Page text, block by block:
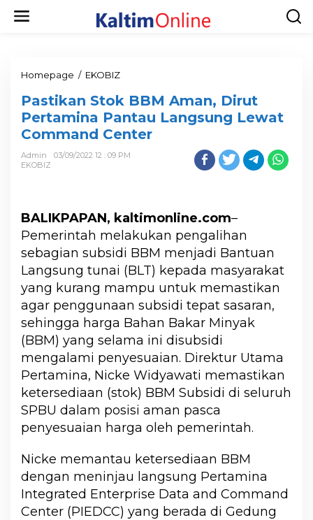
Homepage / EKOBIZ
Pastikan Stok BBM Aman, Dirut
Pertamina Pantau Langsung Lewat
Command Center
Admin
03/09/2022 12 : 09 PM
EKOBIZ
BALIKPAPAN, kaltimonline.com–
Pemerintah melakukan pengalihan
sebagian subsidi BBM menjadi Bantuan
Langsung tunai (BLT) kepada masyarakat
yang kurang mampu untuk memastikan
agar penggunaan subsidi tepat sasaran,
sehingga harga Bahan Bakar Minyak
(BBM) yang selama ini disubsidi
mengalami penyesuaian. Direktur Utama
Pertamina, Nicke Widyawati memastikan
ketersediaan (stok) BBM Subsidi di seluruh
SPBU dalam posisi aman pasca
penyesuaian harga oleh pemerintah.
Nicke memantau ketersediaan BBM
dengan meninjau langsung Pertamina
Integrated Enterprise Data and Command
Center (PIEDCC) yang berada di Gedung